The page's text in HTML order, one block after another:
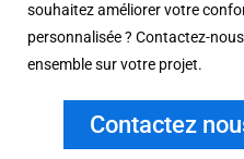
souhaitez améliorer votre
personnalisée ? Contactez-
ensemble sur votre projet.
Contactez